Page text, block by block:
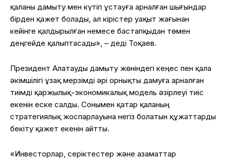
қаланы дамыту мен күтіп ұстауға арналған шығындар
бірден қажет болады, ал кірістер уақыт жағынан
кейінге қалдырылған немесе бастапқыдан төмен
деңгейде қалыптасады», – деді Тоқаев.
Президент Алатауды дамыту жөніндегі кеңес пен қала
әкімшілігі ұзақ мерзімді әрі орнықты дамуға арналған
тиімді қаржылық-экономикалық модель әзірлеуі тиіс
екенін еске салды. Сонымен қатар қаланың
стратегиялық жоспарлауына негіз болатын құжаттарды
бекіту қажет екенін айтты.
«Инвесторлар, серіктестер және азаматтар